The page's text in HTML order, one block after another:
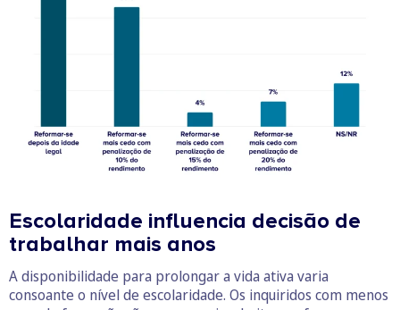
Escolaridade influencia decisão de
trabalhar mais anos
A disponibilidade para prolongar a vida ativa varia
consoante o nível de escolaridade. Os inquiridos com menos